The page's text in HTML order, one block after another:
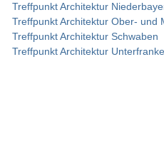
Treffpunkt Architektur
Treffpunkt Architektur Ober- und
Treffpunkt Architektur Schwaben
Treffpunkt Architektur